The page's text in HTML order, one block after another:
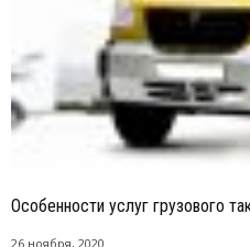
Особенности услуг грузового
26 ноября, 2020